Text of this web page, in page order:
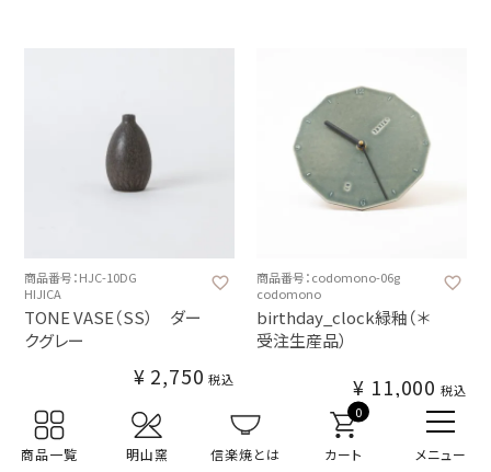
0
商品番号：HJC-10DG
HIJICA
TONE VASE（SS） ダー
クグレー
¥ 2,750 税込
商品番号：codomono-06g
codomono
birthday_clock緑釉（＊
受注生産品）
¥ 11,000 税込